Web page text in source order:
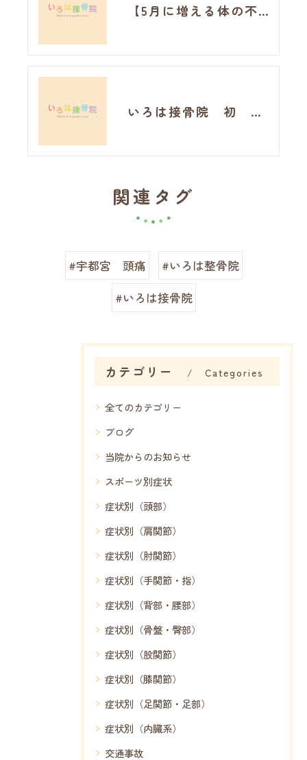
【5月に増える体の不調】その原因は自律神経の乱れかもしれません
いろは接骨院 初 運動イベント！
関連タグ
#宇都宮 頭痛
#いろは整骨院
#いろは接骨院
カテゴリー Categories
全てのカテゴリー
ブログ
当院からのお知らせ
スポーツ別症状
症状別（頭部）
症状別（肩関節）
症状別（肘関節）
症状別（手関節・指）
症状別（背部・腰部）
症状別（骨盤・臀部）
症状別（股関節）
症状別（膝関節）
症状別（足関節・足部）
症状別（内臓系）
交通事故